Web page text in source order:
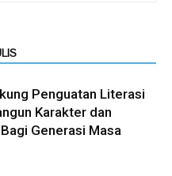
Penguatan Literasi
Karakter dan
Generasi Masa